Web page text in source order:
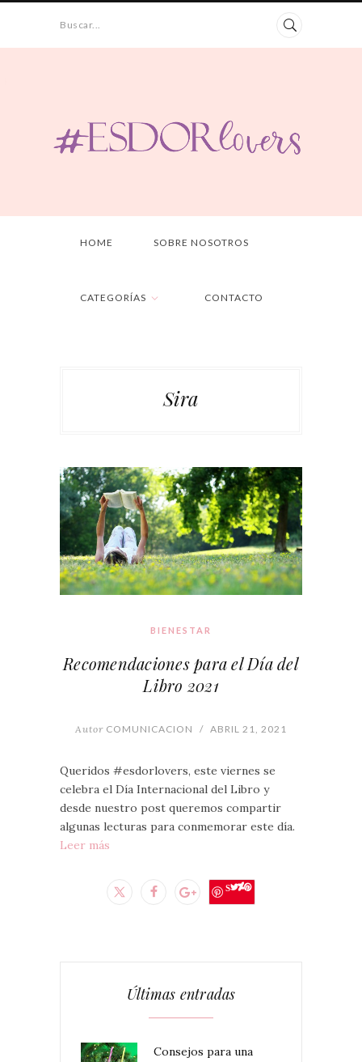
Buscar...
HOME SOBRE NOSOTROS
CATEGORÍAS CONTACTO
Sira
BIENESTAR
Recomendaciones para el Día del
Libro 2021
Autor COMUNICACION / ABRIL 21, 2021
Queridos #esdorlovers, este viernes se
celebra el Día Internacional del Libro y
desde nuestro post queremos compartir
algunas lecturas para conmemorar este día.
Leer más
Save
Últimas entradas
Consejos para una